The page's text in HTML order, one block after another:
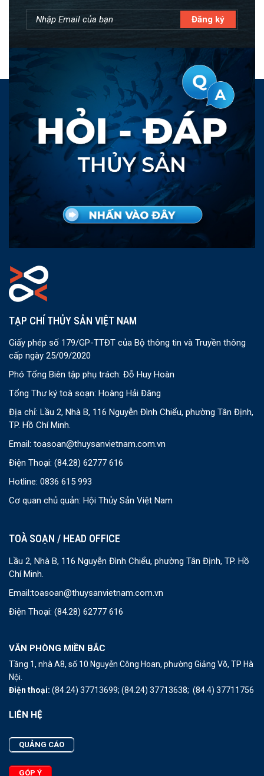
TẠP CHÍ THỦY SẢN VIỆT NAM
Giấy phép số 179/GP-TTĐT của Bộ thông tin và Truyền thông
cấp ngày 25/09/2020
Phó Tổng Biên tập phụ trách: Đỗ Huy Hoàn
Tổng Thư ký toà soạn: Hoàng Hải Đăng
Địa chỉ: Lầu 2, Nhà B, 116 Nguyễn Đình Chiểu, phường Tân Định,
TP. Hồ Chí Minh.
Email: toasoan@thuysanvietnam.com.vn
Điện Thoại: (84.28) 62777 616
Hotline: 0836 615 993
Cơ quan chủ quản: Hội Thủy Sản Việt Nam
TOÀ SOẠN / HEAD OFFICE
Lầu 2, Nhà B, 116 Nguyễn Đình Chiểu, phường Tân Định, TP. Hồ
Chí Minh.
Email:toasoan@thuysanvietnam.com.vn
Điện Thoại: (84.28) 62777 616
VĂN PHÒNG MIỀN BẮC
Tầng 1, nhà A8, số 10 Nguyễn Công Hoan, phường Giảng Võ, TP Hà
Nội.
Điện thoại: (84.24) 37713699; (84.24) 37713638; (84.4) 37711756
LIÊN HỆ
QUẢNG CÁO
GÓP Ý